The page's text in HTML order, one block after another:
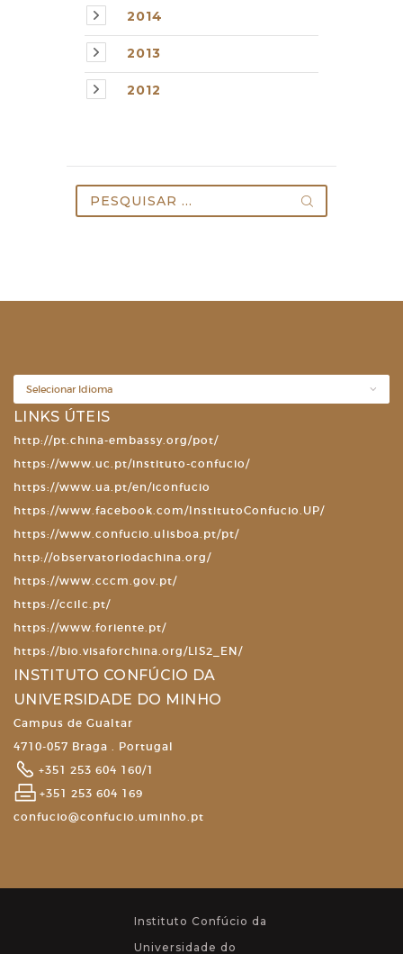
2014
2013
2012
por:
LINKS ÚTEIS
http://pt.china-embassy.org/pot/
https://www.uc.pt/instituto-confucio/
https://www.ua.pt/en/iconfucio
https://www.facebook.com/InstitutoConfucio.UP/
https://www.confucio.ulisboa.pt/pt/
http://observatoriodachina.org/
https://www.cccm.gov.pt/
https://ccilc.pt/
https://www.foriente.pt/
https://bio.visaforchina.org/LIS2_EN/
INSTITUTO CONFÚCIO DA
UNIVERSIDADE DO MINHO
Campus de Gualtar
4710-057 Braga . Portugal
+351 253 604 160/1
+351 253 604 169
confucio@confucio.uminho.pt
Instituto Confúcio da
Universidade do